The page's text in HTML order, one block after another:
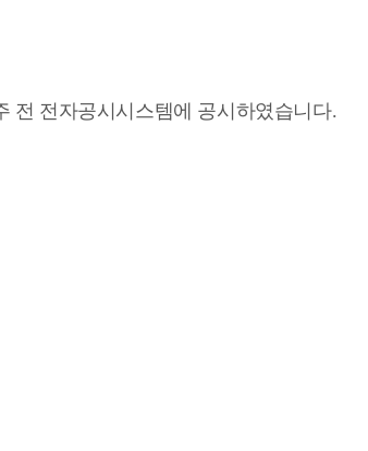
전 전자공시시스템에 공시하였습니다.